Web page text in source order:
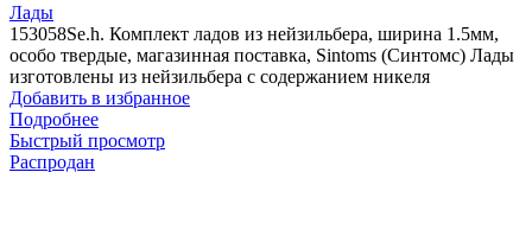
Лады
153058Se.h. Комплект ладов из нейзильбера, ширина 1.5мм,
особо твердые, магазинная поставка, Sintoms (Синтомс) Лады
изготовлены из нейзильбера с содержанием никеля
Добавить в избранное
Подробнее
Быстрый просмотр
Распродан